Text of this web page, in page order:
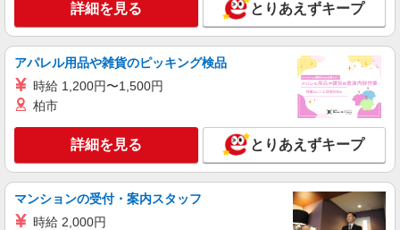
キープ 詳細を見る
派遣社員
株式会社パソナ・東京キャリアセンター/KT600117096201
NEW
月給323500円 ★交通費規定に基づき交通費支
給
東京都中央区（東京駅）
キープ 詳細を見る
詳細を見る とりあえずキープ
アパレル用品や雑貨のピッキング検品
時給 1,200円〜1,500円
柏市
詳細を見る とりあえずキープ
マンションの受付・案内スタッフ
時給 2,000円